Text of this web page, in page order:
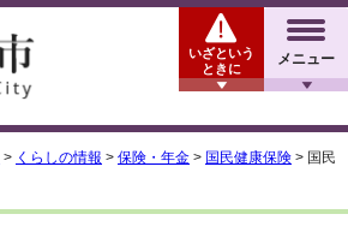
メニュー
いざという
ときに
> くらしの情報 > 保険・年金 > 国民健康保険 > 国民